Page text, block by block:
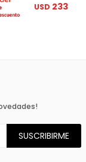
USD 233
SUSCRIBIRME